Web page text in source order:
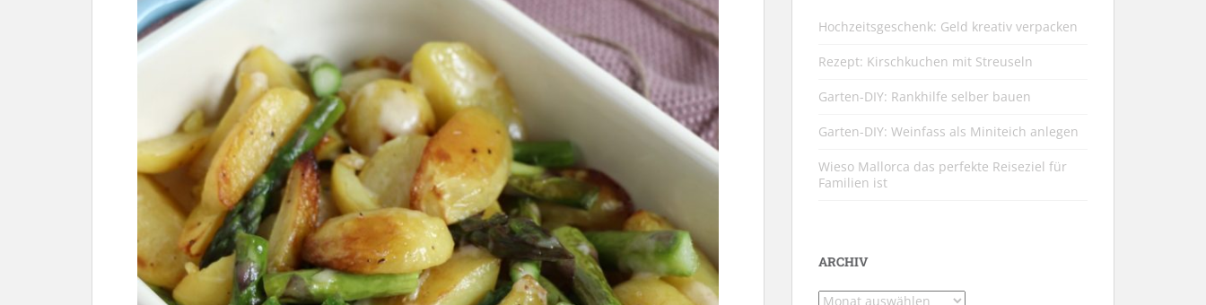
Hochzeitsgeschenk: Geld kreativ verpacken
Rezept: Kirschkuchen mit Streuseln
Garten-DIY: Rankhilfe selber bauen
Garten-DIY: Weinfass als Miniteich anlegen
Wieso Mallorca das perfekte Reiseziel für
Familien ist
ARCHIV
Archiv